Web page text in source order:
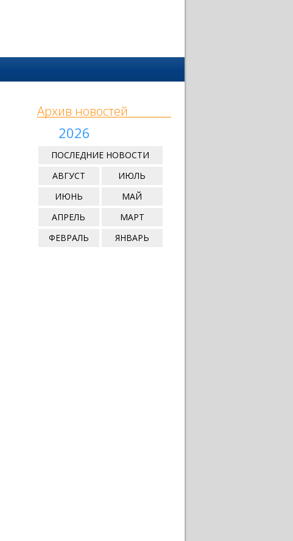
Архив новостей
2026
ПОСЛЕДНИЕ НОВОСТИ
АВГУСТ
ИЮЛЬ
ИЮНЬ
МАЙ
АПРЕЛЬ
МАРТ
ФЕВРАЛЬ
ЯНВАРЬ